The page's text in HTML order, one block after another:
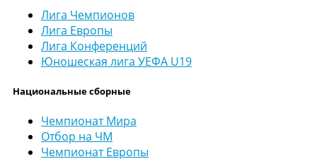
Лига Чемпионов
Лига Европы
Лига Конференций
Юношеская лига УЕФА U19
Национальные сборные
Чемпионат Мира
Отбор на ЧМ
Чемпионат Европы